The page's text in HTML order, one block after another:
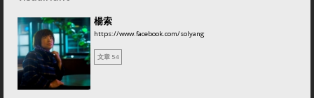
楊索
https://www.facebook.com/solyang
文章 54